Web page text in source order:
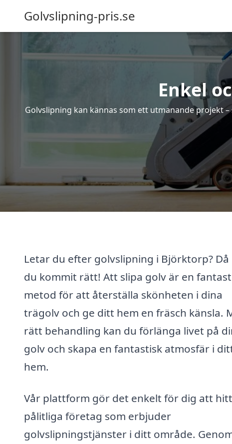
Golvslipning-pris.se
Enkel
Golvslipning kan kännas som ett utmanande projekt
Letar du efter golvslipning i Björktorp?
du kommit rätt! Att slipa golv är en
metod för att återställa skönheten i dina
trägolv och ge ditt hem en fräsch känsla.
rätt behandling kan du förlänga livet på
golv och skapa en fantastisk atmosfär i
hem.
Vår plattform gör det enkelt för dig att
pålitliga företag som erbjuder
golvslipningstjänster i ditt område.